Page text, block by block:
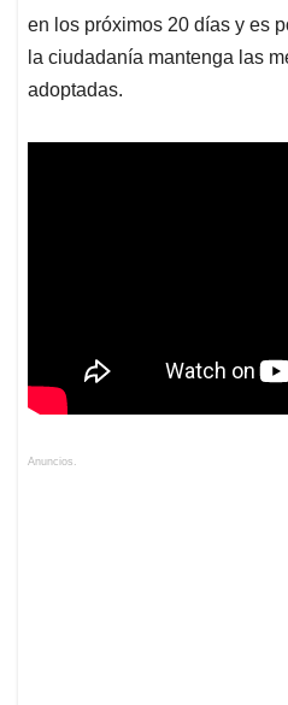
en los próximos 20 días y es
la ciudadanía mantenga las
adoptadas.
Anuncios.